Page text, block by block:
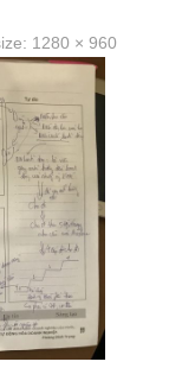
1280 × 960